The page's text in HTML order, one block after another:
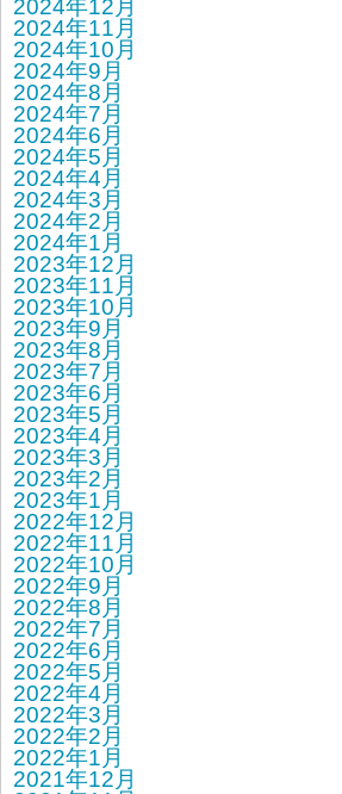
2024年12月
2024年11月
2024年10月
2024年9月
2024年8月
2024年7月
2024年6月
2024年5月
2024年4月
2024年3月
2024年2月
2024年1月
2023年12月
2023年11月
2023年10月
2023年9月
2023年8月
2023年7月
2023年6月
2023年5月
2023年4月
2023年3月
2023年2月
2023年1月
2022年12月
2022年11月
2022年10月
2022年9月
2022年8月
2022年7月
2022年6月
2022年5月
2022年4月
2022年3月
2022年2月
2022年1月
2021年12月